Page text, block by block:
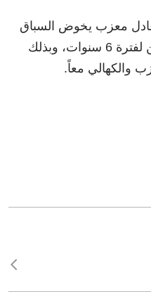
عادل معزب يخوض السباق
لعضوية المجلس التعليمي ولكن لفترة 6 سنوات، وبذلك
والكهالي معاً.